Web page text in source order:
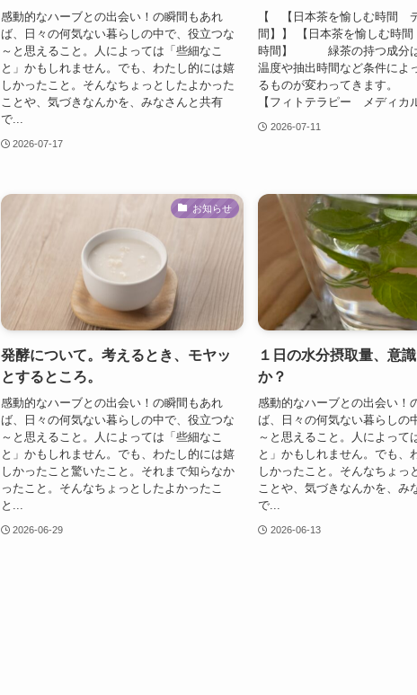
感動的なハーブとの出会い！の瞬間もあれ
ば、日々の何気ない暮らしの中で、役立つな
～と思えること。人によっては「些細なこ
と」かもしれません。でも、わたし的には嬉
しかったこと。そんなちょっとしたよかった
ことや、気づきなんかを、みなさんと共有
で...
2026-07-17
【 【日本茶を愉しむ時間
間】】 【日本茶を愉しむ時
時間】 緑茶の持つ成分は
温度や抽出時間など条件によ
るものが変わってきます
【フィトテラピー メディカ
2026-07-11
お知らせ
発酵について。考えるとき、モヤッ
とするところ。
感動的なハーブとの出会い！の瞬間もあれ
ば、日々の何気ない暮らしの中で、役立つな
～と思えること。人によっては「些細なこ
と」かもしれません。でも、わたし的には嬉
しかったこと驚いたこと。それまで知らなか
ったこと。そんなちょっとしたよかったこ
と...
2026-06-29
１日の水分摂取量、意
か？
感動的なハーブとの出会い！
ば、日々の何気ない暮らしの
～と思えること。人によって
と」かもしれません。でも、
しかったこと。そんなちょっ
ことや、気づきなんかを、み
で...
2026-06-13